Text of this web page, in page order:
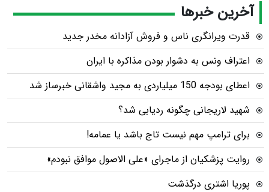
آخرین خبرها
قدرت ویرانگری ناس و فروش آزادانه مخدر جدید
اعتراف ونس به دشوار بودن مذاکره با ایران
اعطای بودجه 150 میلیاردی به مجید واشقانی خبرساز شد
شهید لاریجانی چگونه ردیابی شد؟
برای ترامپ مهم نیست تاج باشد یا عمامه!
روایت پزشکیان از ماجرای «علی الاصول موافق نبودم»
پوریا اشتری درگذشت